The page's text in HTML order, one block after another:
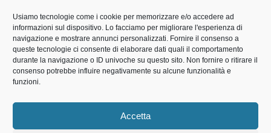
Usiamo tecnologie come i cookie per memorizzare e/o accedere ad
informazioni sul dispositivo. Lo facciamo per migliorare l'esperienza di
navigazione e mostrare annunci personalizzati. Fornire il consenso a
queste tecnologie ci consente di elaborare dati quali il comportamento
durante la navigazione o ID univoche su questo sito. Non fornire o ritirare il
consenso potrebbe influire negativamente su alcune funzionalità e
funzioni.
Accetta
IL NOSTRO INDIRIZZO
Centro Medico Sociale
0825867036
cms.savignano@operadonorione.it